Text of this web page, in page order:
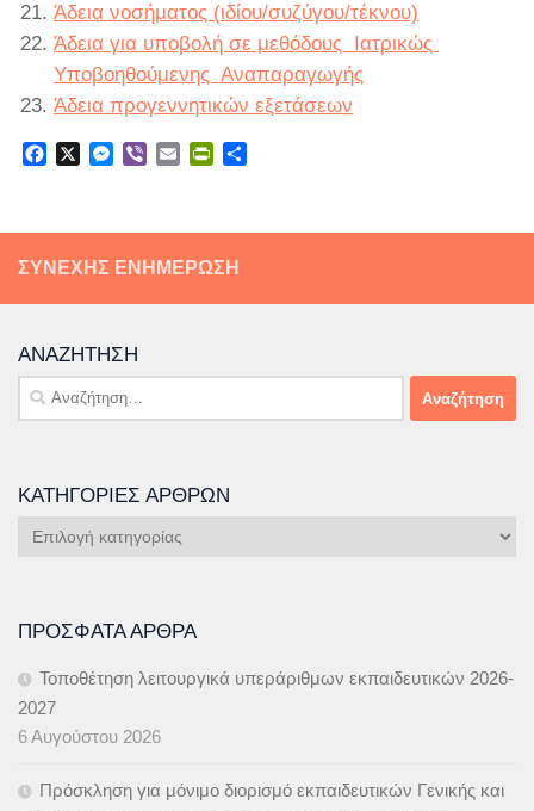
Άδεια νοσήματος (ιδίου/συζύγου/τέκνου)
Άδεια για υποβολή σε μεθόδους Ιατρικώς
Υποβοηθούμενης Αναπαραγωγής
Άδεια προγεννητικών εξετάσεων
FacebookMessenger
Viber EmailPrintFriendly
ΣΥΝΕΧΉΣ ΕΝΗΜΈΡΩΣΗ
ΑΝΑΖΉΤΗΣΗ
Αναζήτηση
για:
ΚΑΤΗΓΟΡΊΕΣ ΆΡΘΡΩΝ
Κατηγορίες
ΠΡΌΣΦΑΤΑ ΆΡΘΡΑ
Τοποθέτηση λειτουργικά υπεράριθμων εκπαιδευτικών 2026-
2027
6 Αυγούστου 2026
Πρόσκληση για μόνιμο διορισμό εκπαιδευτικών Γενικής και